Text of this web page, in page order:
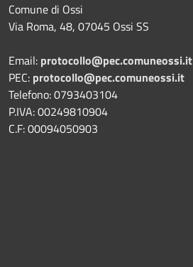
Comune di Ossi
Via Roma, 48, 07045 Ossi SS
Email: protocollo@pec.comuneossi.it
PEC: protocollo@pec.comuneossi.it
Telefono: 0793403104
P.IVA: 00249810904
C.F: 00094050903